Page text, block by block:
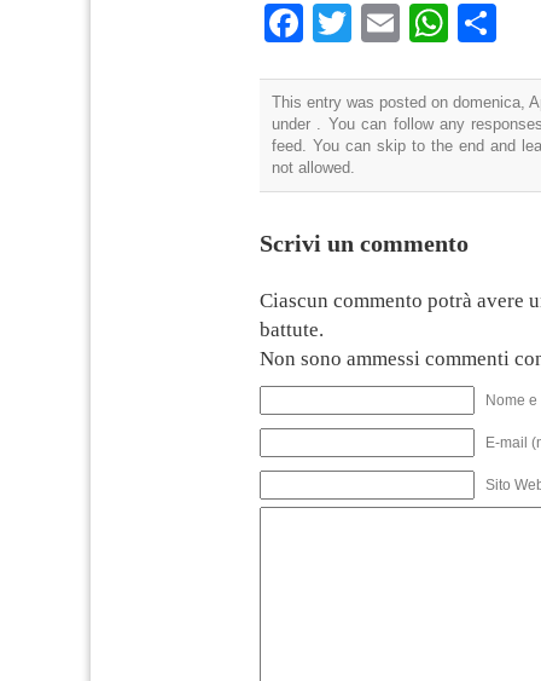
Facebook
TwitterEmail
This entry was posted on domenica,
under . You can follow any
feed. You can skip to the end and
not allowed.
Scrivi un commento
Ciascun commento potrà avere
battute.
Non sono ammessi commenti
Nome
E-mail
Sito